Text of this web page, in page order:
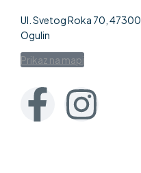
Ul. Svetog Roka 70, 47300,
Ogulin
Prikaz na mapi